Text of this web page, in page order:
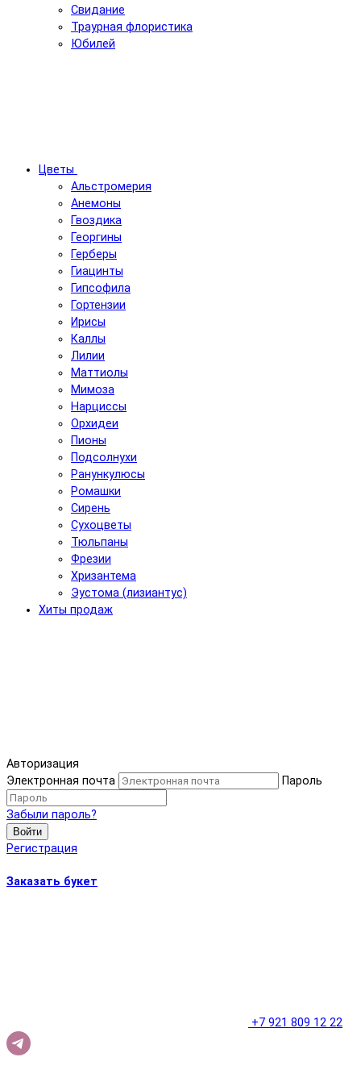
Свидание
Траурная флористика
Юбилей
Цветы
Альстромерия
Анемоны
Гвоздика
Георгины
Герберы
Гиацинты
Гипсофила
Гортензии
Ирисы
Каллы
Лилии
Маттиолы
Мимоза
Нарциссы
Орхидеи
Пионы
Подсолнухи
Ранункулюсы
Ромашки
Сирень
Сухоцветы
Тюльпаны
Фрезии
Хризантема
Эустома (лизиантус)
Хиты продаж
Авторизация
Электронная почта
Пароль
Забыли пароль?
Войти
Регистрация
Заказать букет
+7 921 809 12 22